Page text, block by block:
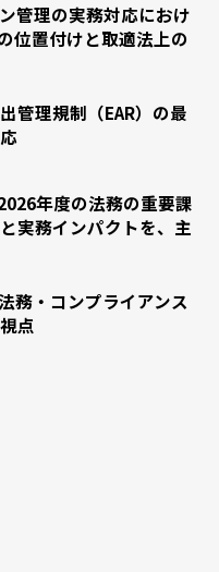
管理の実務対応におけ
位置付けと取適法上の
管理規制（EAR）の最
年度の法務の重要課
実務インパクトを、主
務・コンプライアンス
点